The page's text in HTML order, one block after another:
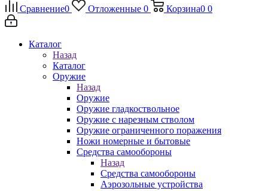
Сравнение0 Отложенные 0 Корзина0 0
Каталог
Назад
Каталог
Оружие
Назад
Оружие
Оружие гладкоствольное
Оружие с нарезным стволом
Оружие ограниченного поражения
Ножи номерные и бытовые
Средства самообороны
Назад
Средства самообороны
Аэрозольные устройства